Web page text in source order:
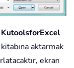
KutoolsforExcel
aktarmak
ekran